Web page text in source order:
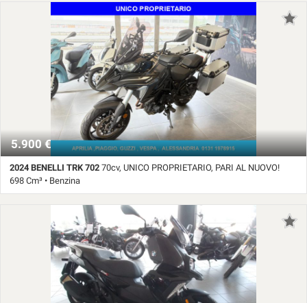
pioggia • Servosterzo • Sistema di avviso di distanza • Sistema di chiamata
d'emergenza • Navigatore satellitare • Sistema di riconoscimento della
stanchezza • Sistema lavafari • Sound system • Specchietti laterali elettrici
• Specchietto retrovisore con funzione antiabbagliamento • Spoiler •
Start/Stop Automatico • Supporto lombare • Telecamera per parcheggio
assistito • Touch screen • Trazione integrale • USB • Vetri oscurati •
Vivavoce • Volante in pelle • Volante multifunzione
5.900 €
2024 BENELLI TRK 702 70cv, UNICO PROPRIETARIO, PARI AL NUOVO!
698 Cm³ • Benzina
9.817 Km • Cambio Manuale (6) • Grigio metallizzato • ABS • Accensione
elettrica • Baule • Catalizzatore • Parabrezza • PORTAPACCHI